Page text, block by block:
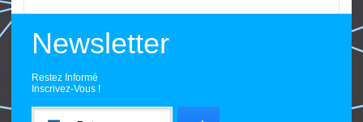
Newsletter
Restez Informé
Inscrivez-Vous !